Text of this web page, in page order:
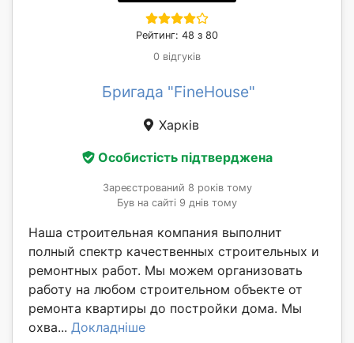
Рейтинг: 48 з 80
0 відгуків
Бригада "FineHouse"
Харків
Особистість підтверджена
Зареєстрований 8 років тому
Був на сайті 9 днів тому
Наша строительная компания выполнит
полный спектр качественных строительных и
ремонтных работ. Мы можем организовать
работу на любом строительном объекте от
ремонта квартиры до постройки дома. Мы
охва... Докладніше